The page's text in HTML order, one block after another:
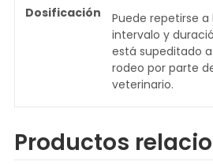
Dosificación
Puede repetirse a
intervalo y
está supeditado
rodeo por parte
veterinario.
Productos